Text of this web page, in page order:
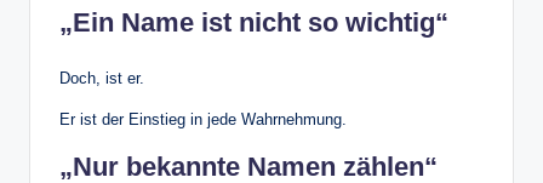
„Ein Name ist nicht so wichtig“
Doch, ist er.
Er ist der Einstieg in jede Wahrnehmung.
„Nur bekannte Namen zählen“